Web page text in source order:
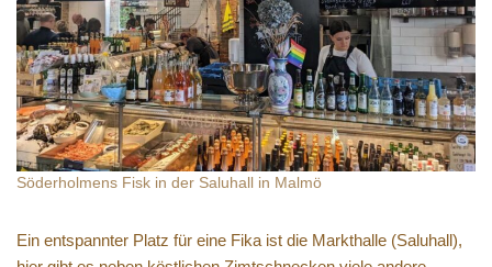
Söderholmens Fisk in der Saluhall in Malmö
Ein entspannter Platz für eine Fika ist die Markthalle (Saluhall),